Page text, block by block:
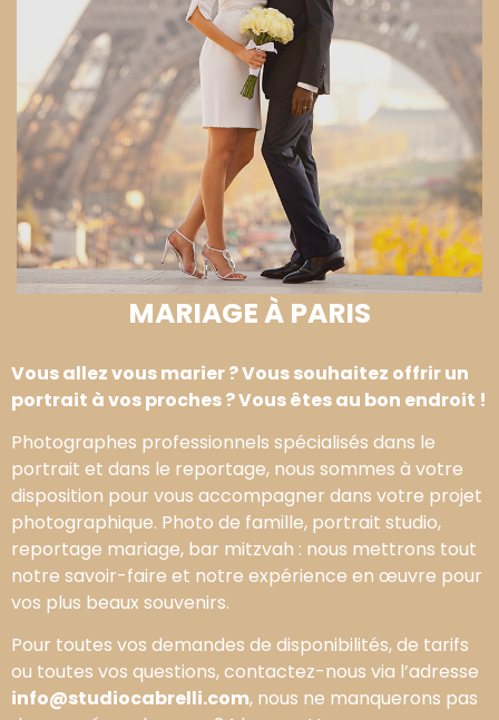
MARIAGE À PARIS
Vous allez vous marier ? Vous souhaitez offrir un
portrait à vos proches ? Vous êtes au bon endroit !
Photographes professionnels spécialisés dans le
portrait et dans le reportage, nous sommes à votre
disposition pour vous accompagner dans votre projet
photographique. Photo de famille, portrait studio,
reportage mariage, bar mitzvah : nous mettrons tout
notre savoir-faire et notre expérience en œuvre pour
vos plus beaux souvenirs.
Pour toutes vos demandes de disponibilités, de tarifs
ou toutes vos questions, contactez-nous via l’adresse
info@studiocabrelli.com, nous ne manquerons pas